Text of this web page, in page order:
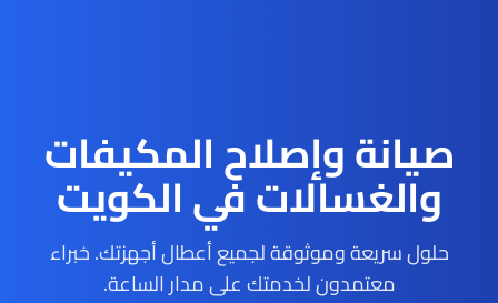
صيانة وإصلاح المكيفات
والغسالات في الكويت
حلول سريعة وموثوقة لجميع أعطال أجهزتك. خبراء
معتمدون لخدمتك على مدار الساعة.